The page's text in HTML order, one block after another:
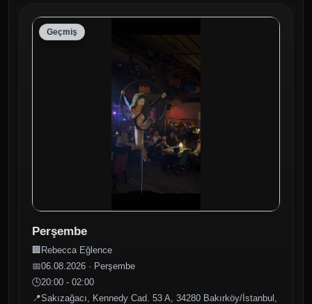
Geçmiş
Perşembe
🏢Rebecca Eğlence
📅06.08.2026 · Perşembe
🕒20:00 - 02:00
📍Sakızağacı, Kennedy Cad. 53 A, 34280 Bakırköy/İstanbul,